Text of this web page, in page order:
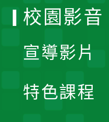
校園影音
宣導影片
特色課程